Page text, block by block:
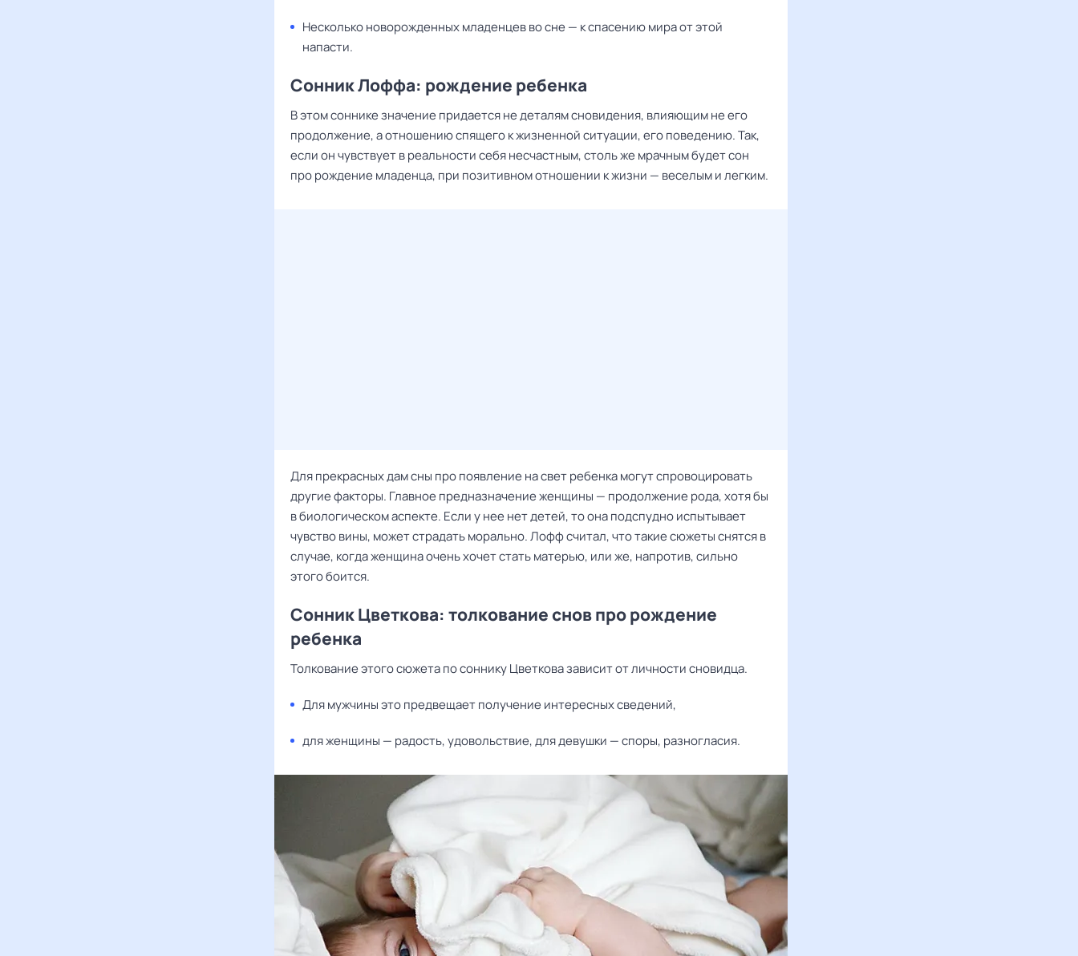
Несколько новорожденных младенцев во сне — к спасению мира от этой
напасти.
Сонник Лоффа: рождение ребенка
В этом соннике значение придается не деталям сновидения, влияющим не его
продолжение, а отношению спящего к жизненной ситуации, его поведению. Так,
если он чувствует в реальности себя несчастным, столь же мрачным будет сон
про рождение младенца, при позитивном отношении к жизни — веселым и легким.
Для прекрасных дам сны про появление на свет ребенка могут спровоцировать
другие факторы. Главное предназначение женщины — продолжение рода, хотя бы
в биологическом аспекте. Если у нее нет детей, то она подспудно испытывает
чувство вины, может страдать морально. Лофф считал, что такие сюжеты снятся в
случае, когда женщина очень хочет стать матерью, или же, напротив, сильно
этого боится.
Сонник Цветкова: толкование снов про рождение
ребенка
Толкование этого сюжета по соннику Цветкова зависит от личности сновидца.
Для мужчины это предвещает получение интересных сведений,
для женщины — радость, удовольствие, для девушки — споры, разногласия.